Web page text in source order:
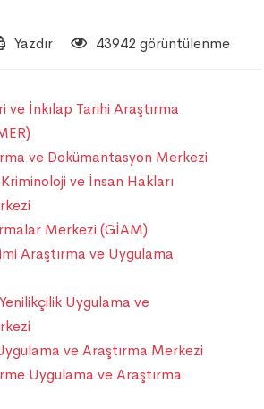
Yazdır 43942 görüntülenme
İnkılap Tarihi Araştırma
ve Dokümantasyon Merkezi
ve İnsan Hakları
Merkezi (GİAM)
Araştırma ve Uygulama
Uygulama ve
ve Araştırma Merkezi
Uygulama ve Araştırma